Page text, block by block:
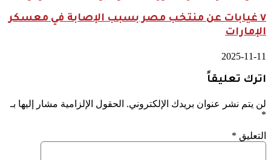
٧ غيابات عن منتخب مصر بسبب الإصابة في معسكر
الإمارات
2025-11-11
اترك تعليقاً
لن يتم نشر عنوان بريدك الإلكتروني. الحقول الإلزامية مشار إليها بـ
*
التعليق *